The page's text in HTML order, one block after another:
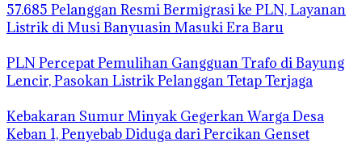
57.685 Pelanggan Resmi Bermigrasi ke PLN, Layanan
Listrik di Musi Banyuasin Masuki Era Baru
PLN Percepat Pemulihan Gangguan Trafo di Bayung
Lencir, Pasokan Listrik Pelanggan Tetap Terjaga
Kebakaran Sumur Minyak Gegerkan Warga Desa
Keban 1, Penyebab Diduga dari Percikan Genset